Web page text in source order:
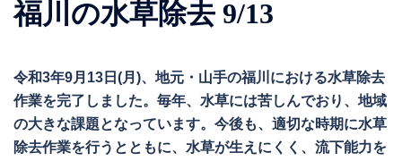
福川の水草除去 9/13
令和3年9月13日(月)、地元・山手の福川における水草除去
作業を完了しました。毎年、水草には苦しんでおり、地域
の大きな課題となっています。今後も、適切な時期に水草
除去作業を行うとともに、水草が生えにくく、流下能力を